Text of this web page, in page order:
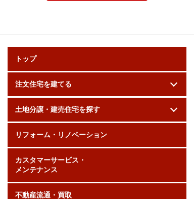
トップ
注文住宅を建てる
土地分譲・建売住宅を探す
リフォーム・リノベーション
カスタマーサービス・
メンテナンス
不動産流通・買取